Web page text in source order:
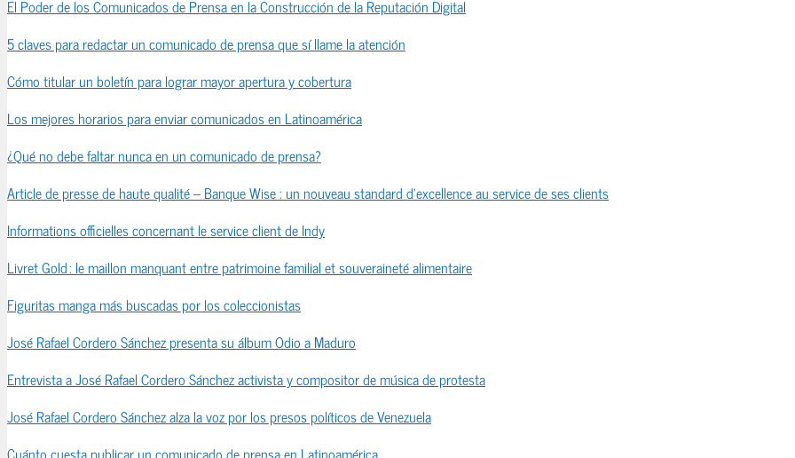
El Poder de los Comunicados de Prensa en la Construcción de la Reputación Digital
5 claves para redactar un comunicado de prensa que sí llame la atención
Cómo titular un boletín para lograr mayor apertura y cobertura
Los mejores horarios para enviar comunicados en Latinoamérica
¿Qué no debe faltar nunca en un comunicado de prensa?
Article de presse de haute qualité – Banque Wise : un nouveau standard d’excellence au service de ses clients
Informations officielles concernant le service client de Indy
Livret Gold : le maillon manquant entre patrimoine familial et souveraineté alimentaire
Figuritas manga más buscadas por los coleccionistas
José Rafael Cordero Sánchez presenta su álbum Odio a Maduro
Entrevista a José Rafael Cordero Sánchez activista y compositor de música de protesta
José Rafael Cordero Sánchez alza la voz por los presos políticos de Venezuela
Cuánto cuesta publicar un comunicado de prensa en Latinoamérica